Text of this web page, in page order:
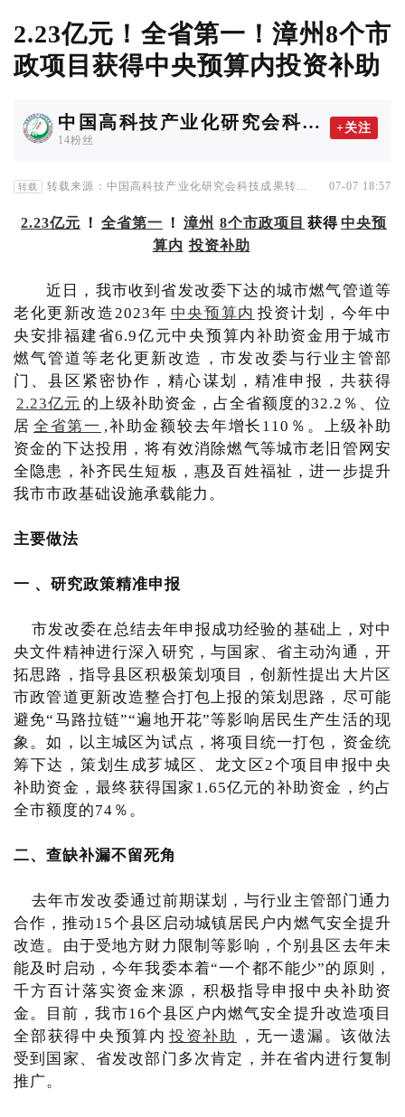
2.23亿元！全省第一！漳州8个市
政项目获得中央预算内投资补助
中国高科技产业化研究会科技
成果转化协作工作委员会
14粉丝
+关注
转载
转载来源：中国高科技产业化研究会科技成果转化协
07-07 18:57
2.23亿元 ！ 全省第一 ！ 漳州 8个市政项目 获得 中央预
算内 投资补助
近日，我市收到省发改委下达的城市燃气管道等
老化更新改造2023年 中央预算内 投资计划，今年中
央安排福建省6.9亿元中央预算内补助资金用于城市
燃气管道等老化更新改造，市发改委与行业主管部
门、县区紧密协作，精心谋划，精准申报，共获得
2.23亿元 的上级补助资金，占全省额度的32.2％、位
居 全省第一 ,补助金额较去年增长110％。上级补助
资金的下达投用，将有效消除燃气等城市老旧管网安
全隐患，补齐民生短板，惠及百姓福祉，进一步提升
我市市政基础设施承载能力。
主要做法
一 、研究政策精准申报
市发改委在总结去年申报成功经验的基础上，对中
央文件精神进行深入研究，与国家、省主动沟通，开
拓思路，指导县区积极策划项目，创新性提出大片区
市政管道更新改造整合打包上报的策划思路，尽可能
避免“马路拉链”“遍地开花”等影响居民生产生活的现
象。如，以主城区为试点，将项目统一打包，资金统
筹下达，策划生成芗城区、龙文区2个项目申报中央
补助资金，最终获得国家1.65亿元的补助资金，约占
全市额度的74％。
二、查缺补漏不留死角
去年市发改委通过前期谋划，与行业主管部门通力
合作，推动15个县区启动城镇居民户内燃气安全提升
改造。由于受地方财力限制等影响，个别县区去年未
能及时启动，今年我委本着“一个都不能少”的原则，
千方百计落实资金来源，积极指导申报中央补助资
金。目前，我市16个县区户内燃气安全提升改造项目
全部获得中央预算内 投资补助
，无一遗漏。该做法
受到国家、省发改部门多次肯定，并在省内进行复制
推广。